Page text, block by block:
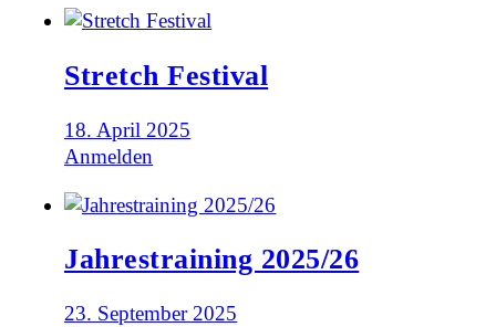
Stretch Festival
18. April 2025
Anmelden
Jahrestraining 2025/26
23. September 2025